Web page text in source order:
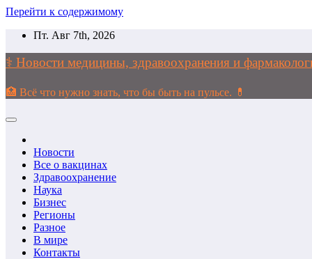
Перейти к содержимому
Пт. Авг 7th, 2026
⚕️ Новости медицины, здравоохранения и
🏥 Всё что нужно знать, что бы быть на пульсе. 💊
Новости
Все о вакцинах
Здравоохранение
Наука
Бизнес
Регионы
Разное
В мире
Контакты